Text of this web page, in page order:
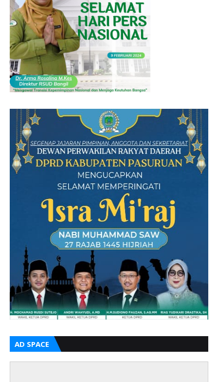
AD SPACE